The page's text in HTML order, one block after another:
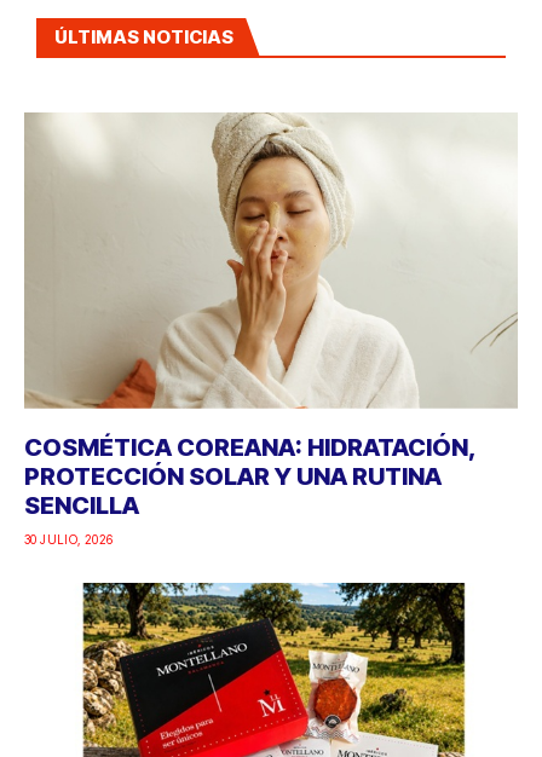
ÚLTIMAS NOTICIAS
COSMÉTICA COREANA: HIDRATACIÓN,
PROTECCIÓN SOLAR Y UNA RUTINA
SENCILLA
30 JULIO, 2026